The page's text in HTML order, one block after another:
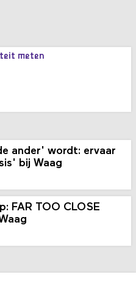
meten
ander' wordt: ervaar
bij Waag
FAR TOO CLOSE